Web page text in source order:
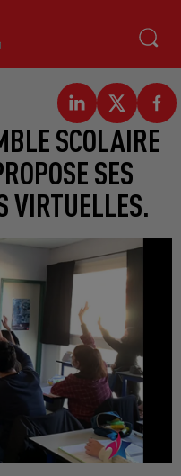
SCOLAIRE
SES
VIRTUELLES.